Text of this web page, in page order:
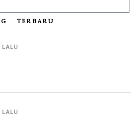
1 tahun yang lalu
TERBARU